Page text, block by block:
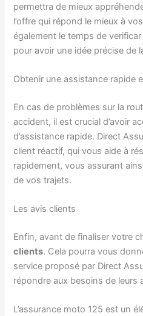
permettra de mieux
l’offre qui répond le mieux à
également le temps de
pour avoir une idée précise de
Obtenir une assistance rapide
En cas de problèmes sur la
accident, il est crucial d’avoir
d’assistance rapide. Direct
client réactif, qui vous aide à
rapidement, vous assurant
de vos trajets.
Les avis clients
Enfin, avant de finaliser votre
clients. Cela pourra vous
service proposé par Direct
répondre aux besoins de leurs
L’assurance moto 125 est un